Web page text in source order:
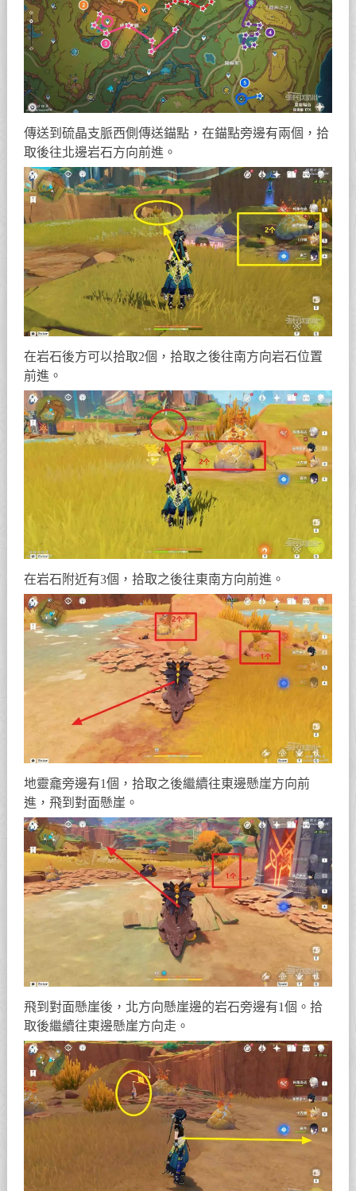
傳送到硫晶支脈西側傳送錨點，在錨點旁邊有兩個，拾
取後往北邊岩石方向前進。
在岩石後方可以拾取2個，拾取之後往南方向岩石位置
前進。
在岩石附近有3個，拾取之後往東南方向前進。
地靈龕旁邊有1個，拾取之後繼續往東邊懸崖方向前
進，飛到對面懸崖。
飛到對面懸崖後，北方向懸崖邊的岩石旁邊有1個。拾
取後繼續往東邊懸崖方向走。